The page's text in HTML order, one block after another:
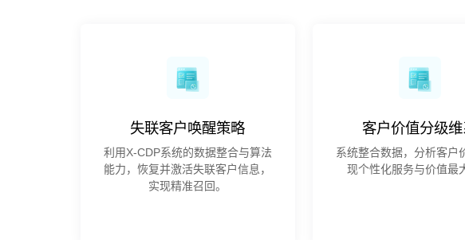
失联客户唤醒策略
利用X-CDP系统的数据整合与算法
能力，恢复并激活失联客户信息，
实现精准召回。
客户价值分级维
系统整合数据，分析客户
现个性化服务与价值最